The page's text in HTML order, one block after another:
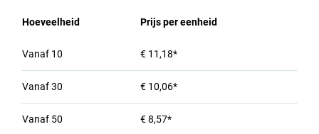
Hoeveelheid Prijs per eenheid
Vanaf 10 € 11,18*
Vanaf30 € 10,06*
Vanaf 50 € 8,57*